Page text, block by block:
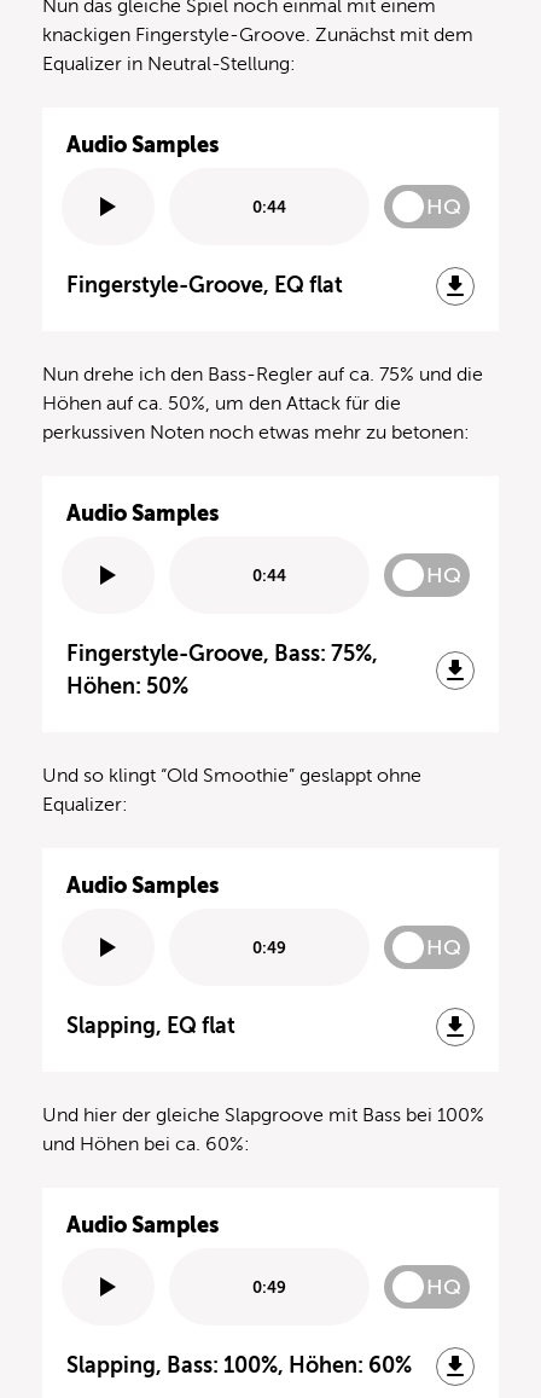
Nun das gleiche Spiel noch einmal mit einem
knackigen Fingerstyle-Groove. Zunächst mit dem
Equalizer in Neutral-Stellung:
Audio Samples
0:44 HQ
Fingerstyle-Groove, EQ flat
Nun drehe ich den Bass-Regler auf ca. 75% und die
Höhen auf ca. 50%, um den Attack für die
perkussiven Noten noch etwas mehr zu betonen:
Audio Samples
0:44 HQ
Fingerstyle-Groove, Bass: 75%,
Höhen: 50%
Und so klingt “Old Smoothie” geslappt ohne
Equalizer:
Audio Samples
0:49 HQ
Slapping, EQ flat
Und hier der gleiche Slapgroove mit Bass bei 100%
und Höhen bei ca. 60%:
Audio Samples
0:49 HQ
Slapping, Bass: 100%, Höhen: 60%